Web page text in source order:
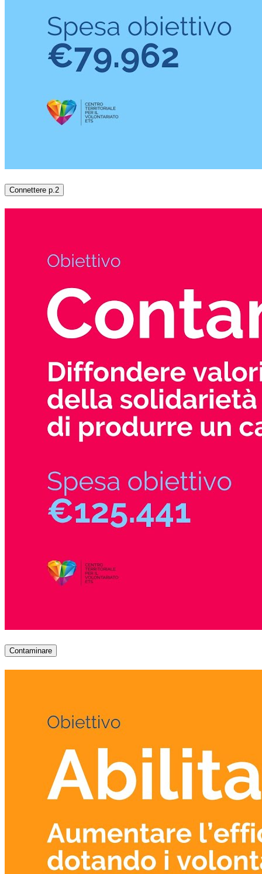
Connettere p.2
Contaminare